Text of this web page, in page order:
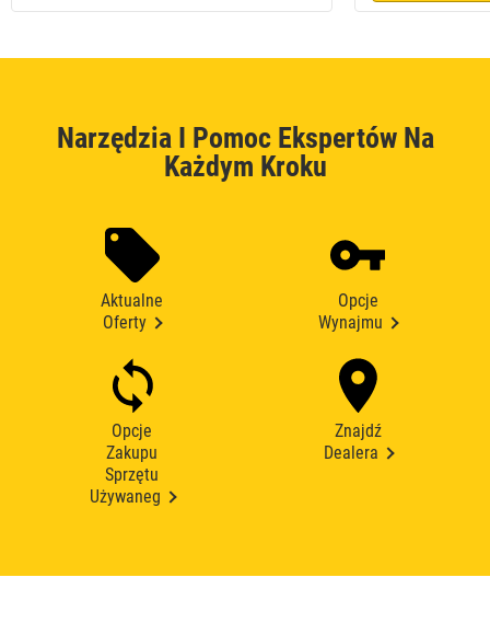
Narzędzia I Pomoc Ekspertów Na
Każdym Kroku
Aktualne
Oferty
Opcje
Wynajmu
Opcje
Zakupu
Sprzętu
Używaneg
Znajdź
Dealera